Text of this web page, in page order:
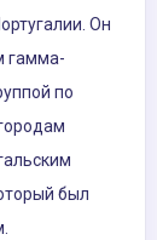
Он
гамма-
по
был